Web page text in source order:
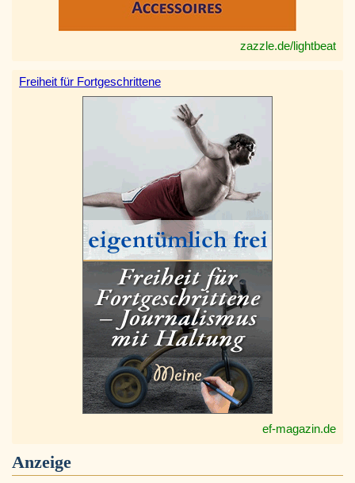
zazzle.de/lightbeat
Freiheit für Fortgeschrittene
ef-magazin.de
Anzeige